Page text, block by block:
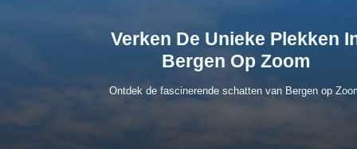
Verken De Unieke Plekken
Bergen Op Zoom
Ontdek de fascinerende schatten van Bergen op